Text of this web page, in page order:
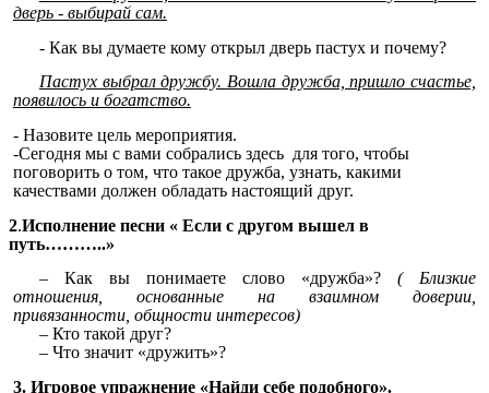
дверь - выбирай сам.
- Как вы думаете кому открыл дверь пастух и почему?
Пастух выбрал дружбу. Вошла дружба, пришло счастье,
появилось и богатство.
- Назовите цель мероприятия.
-Сегодня мы с вами собрались здесь для того, чтобы
поговорить о том, что такое дружба, узнать, какими
качествами должен обладать настоящий друг.
2.Исполнение песни « Если с другом вышел в
путь………..»
– Как вы понимаете слово «дружба»?( Близкие
отношения, основанные на взаимном доверии,
привязанности, общности интересов)
– Кто такой друг?
– Что значит «дружить»?
3. Игровое упражнение «Найди себе подобного».